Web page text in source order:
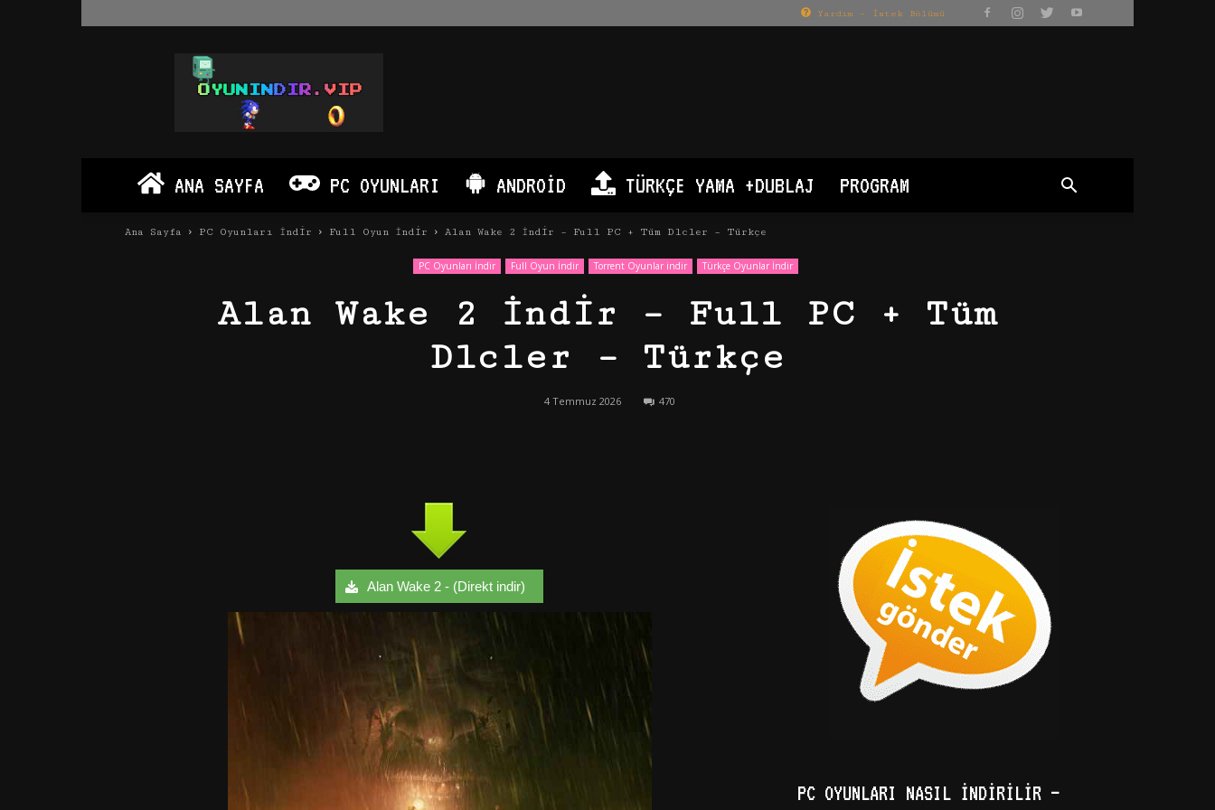
Yardım – İstek Bölümü
Oyun
İndir
PC
Android
ANA SAYFA PC OYUNLARI ANDROID TÜRKÇE YAMA +DUBLAJ PROGRAM
Ana Sayfa PC Oyunları İndir Full Oyun İndir Alan Wake 2 İndir – Full PC + Tüm Dlcler – Türkçe
PC Oyunları İndir Full Oyun İndir Torrent Oyunlar indir Türkçe Oyunlar İndir
Alan Wake 2 İndir – Full PC + Tüm
Dlcler – Türkçe
4 Temmuz 2026 470
Alan Wake 2 - (Direkt indir)
PC OYUNLARI NASIL İNDIRILIR –